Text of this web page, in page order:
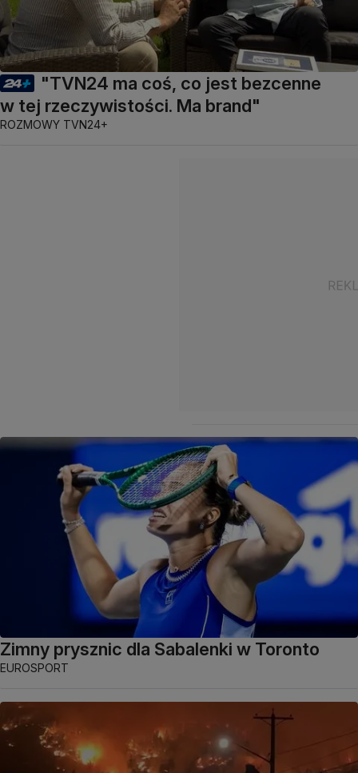
"TVN24 ma coś, co jest bezcenne
w tej rzeczywistości. Ma brand"
ROZMOWY TVN24+
Zimny prysznic dla Sabalenki w Toronto
EUROSPORT